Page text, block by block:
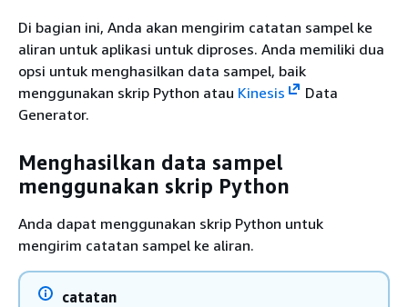
Di bagian ini, Anda akan mengirim catatan sampel ke
aliran untuk aplikasi untuk diproses. Anda memiliki dua
opsi untuk menghasilkan data sampel, baik
menggunakan skrip Python atau Kinesis
Data
Generator.
Menghasilkan data sampel
menggunakan skrip Python
Anda dapat menggunakan skrip Python untuk
mengirim catatan sampel ke aliran.
catatan